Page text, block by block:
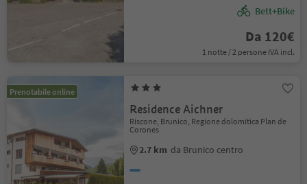
Bett+Bike
Da 120€
1 notte / 2 persone IVA incl.
Prenotabile online
Residence Aichner
Riscone, Brunico, Regione dolomitica Plan de
Corones
2.7 km da Brunico centro